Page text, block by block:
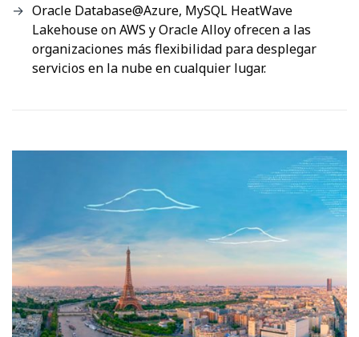
Oracle Database@Azure, MySQL HeatWave
Lakehouse on AWS y Oracle Alloy ofrecen a las
organizaciones más flexibilidad para desplegar
servicios en la nube en cualquier lugar.